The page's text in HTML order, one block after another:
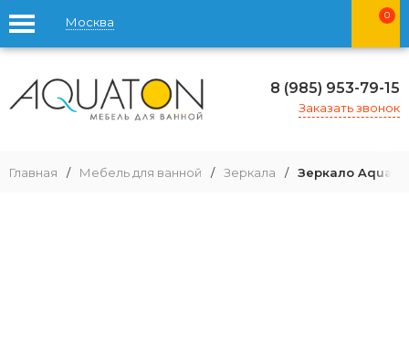
Москва 0
8 (985) 953-79-15
Заказать звонок
Главная / Мебель для ванной / Зеркала / Зеркало